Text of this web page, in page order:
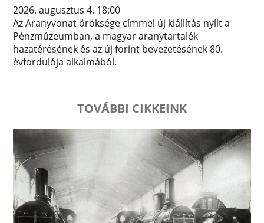
2026. augusztus 4. 18:00
Az Aranyvonat öröksége címmel új kiállítás nyílt a
Pénzmúzeumban, a magyar aranytartalék
hazatérésének és az új forint bevezetésének 80.
évfordulója alkalmából.
TOVÁBBI CIKKEINK